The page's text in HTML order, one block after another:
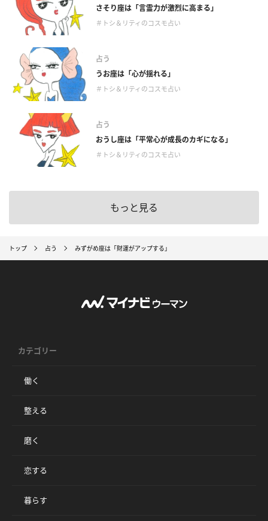
さそり座は「言霊力が激烈に高まる」
＃トシ＆リティのコスモ占い
占う
うお座は「心が揺れる」
＃トシ＆リティのコスモ占い
占う
おうし座は「平常心が成長のカギになる」
＃トシ＆リティのコスモ占い
もっと見る
トップ 占う みずがめ座は「財運がアップする」
カテゴリー
働く
整える
磨く
恋する
暮らす